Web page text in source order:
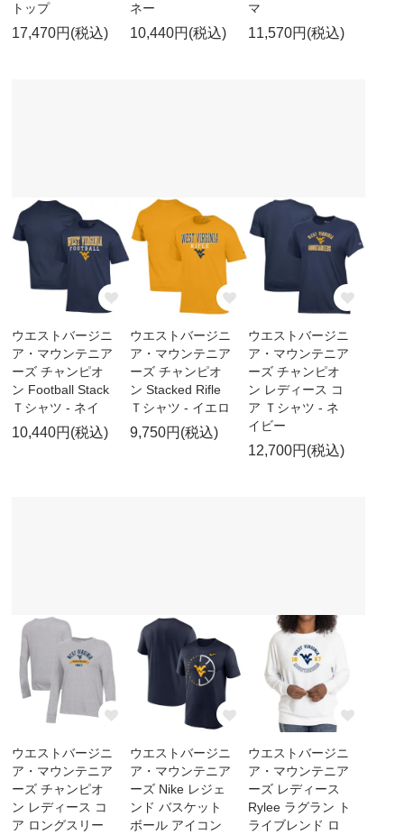
トップ
17,470円(税込)
ネー
10,440円(税込)
マ
11,570円(税込)
ウエストバージニ
ア・マウンテニア
ーズ チャンピオ
ン Football Stack
Ｔシャツ - ネイ
10,440円(税込)
ウエストバージニ
ア・マウンテニア
ーズ チャンピオ
ン Stacked Rifle
Ｔシャツ - イエロ
9,750円(税込)
ウエストバージニ
ア・マウンテニア
ーズ チャンピオ
ン レディース コ
ア Ｔシャツ - ネ
イビー
12,700円(税込)
ウエストバージニ
ア・マウンテニア
ーズ チャンピオ
ン レディース コ
ア ロングスリー
ウエストバージニ
ア・マウンテニア
ーズ Nike レジェ
ンド バスケット
ボール アイコン
ウエストバージニ
ア・マウンテニア
ーズ レディース
Rylee ラグラン ト
ライブレンド ロ